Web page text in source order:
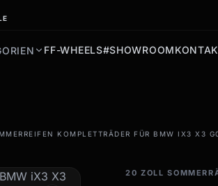
FF-WHEELS#SHOWROOM
&
KOMPLETTRÄDER FÜR BMW IX3 X3
20 ZOLL